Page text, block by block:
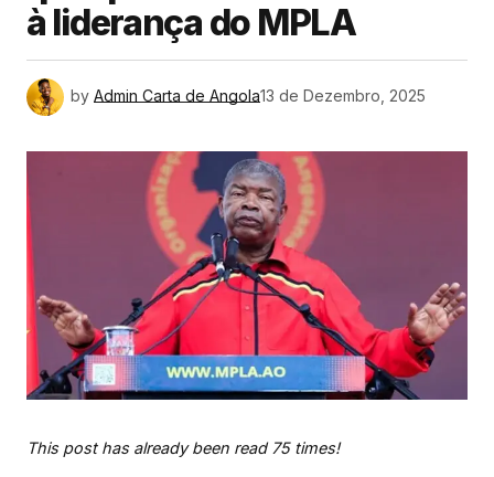
à liderança do MPLA
by Admin Carta de Angola13 de Dezembro, 2025
This post has already been read 75 times!